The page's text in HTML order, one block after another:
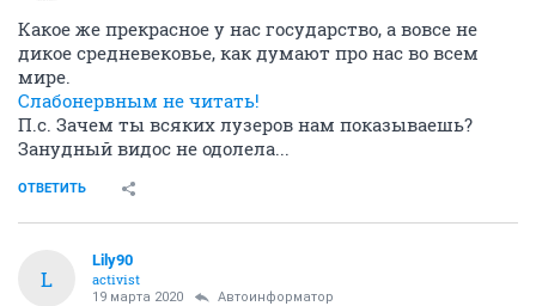
Какое же прекрасное у нас государство, а вовсе не
дикое средневековье, как думают про нас во всем
мире.
Слабонервным не читать!
П.с. Зачем ты всяких лузеров нам показываешь?
Занудный видос не одолела...
ОТВЕТИТЬ
L
Lily90
activist
19 марта 2020 Автоинформатор